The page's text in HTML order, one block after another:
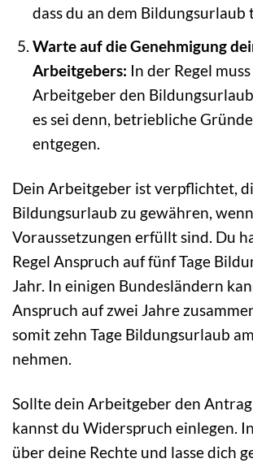
dass du an dem Bildungsurlaub
Warte auf die Genehmigung
Arbeitgebers: In der Regel
Arbeitgeber den
es sei denn, betriebliche
entgegen.
Dein Arbeitgeber ist verpflichtet,
Bildungsurlaub zu gewähren,
Voraussetzungen erfüllt sind. Du
Regel Anspruch auf fünf Tage
Jahr. In einigen Bundesländern
Anspruch auf zwei Jahre
somit zehn Tage Bildungsurlaub
nehmen.
Sollte dein Arbeitgeber den
kannst du Widerspruch einlegen.
über deine Rechte und lasse dich